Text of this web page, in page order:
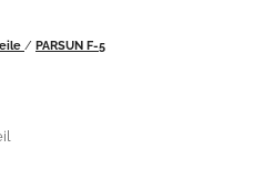
/ PARSUN F-5